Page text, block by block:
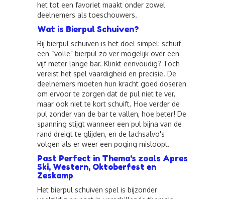
het tot een favoriet maakt onder zowel
deelnemers als toeschouwers.
Wat is Bierpul Schuiven?
Bij bierpul schuiven is het doel simpel: schuif
een “volle” bierpul zo ver mogelijk over een
vijf meter lange bar. Klinkt eenvoudig? Toch
vereist het spel vaardigheid en precisie. De
deelnemers moeten hun kracht goed doseren
om ervoor te zorgen dat de pul niet te ver,
maar ook niet te kort schuift. Hoe verder de
pul zonder van de bar te vallen, hoe beter! De
spanning stijgt wanneer een pul bijna van de
rand dreigt te glijden, en de lachsalvo's
volgen als er weer een poging misloopt.
Past Perfect in Thema's zoals Apres
Ski, Western, Oktoberfest en
Zeskamp
Het bierpul schuiven spel is bijzonder